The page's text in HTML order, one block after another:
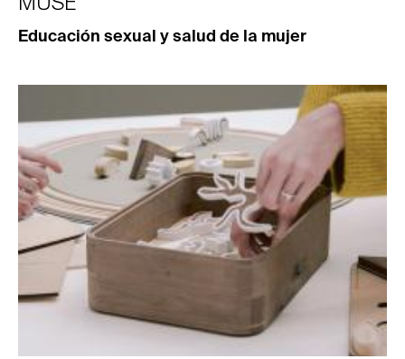
Educación sexual y salud de la mujer